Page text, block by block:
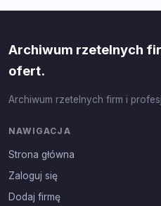
Archiwum rzetelnych
ofert.
Archiwum rzetelnych firm i
NAWIGACJA
Strona główna
Zaloguj się
Dodaj firmę